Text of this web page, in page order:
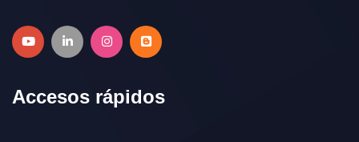
Accesos rápidos